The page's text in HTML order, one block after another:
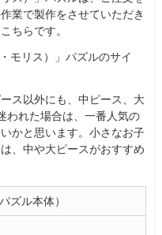
業で製作をさせていただき
ちらです。
ス以外にも、中ピース、大
われた場合は、一番人気の
かと思います。小さなお子
、中や大ピースがおすすめ
ズル本体）